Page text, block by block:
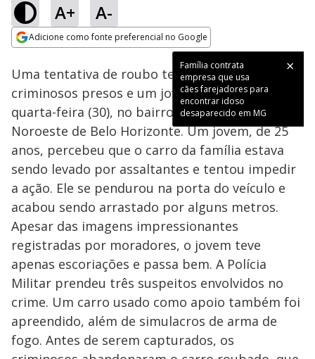
A+ A-
Adicione como fonte preferencial no Google
Família contrata
empresa que usa
cães farejadores para
encontrar idoso
desaparecido em MG
Ativar
Loaded
60.73%
Uma tentativa de roubo terminou com três
criminosos presos e um jovem ferido, nesta
quarta-feira (30), no bairro Caiçara, na região
Noroeste de Belo Horizonte. Um jovem, de 25
anos, percebeu que o carro da família estava
sendo levado por assaltantes e tentou impedir
a ação. Ele se pendurou na porta do veículo e
acabou sendo arrastado por alguns metros.
Apesar das imagens impressionantes
registradas por moradores, o jovem teve
apenas escoriações e passa bem. A Polícia
Militar prendeu três suspeitos envolvidos no
crime. Um carro usado como apoio também foi
apreendido, além de simulacros de arma de
fogo. Antes de serem capturados, os